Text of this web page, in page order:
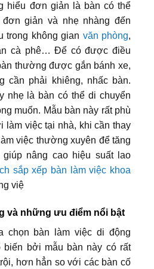
hiểu đơn giản là bàn có thể
giản và nhẹ nhàng đến
trong không gian văn phòng,
cà phê… Để có được điều
thường được gắn bánh xe,
cần phải khiêng, nhấc bàn.
nhẹ là bàn có thể di chuyển
muốn. Mẫu bàn này rất phù
việc tại nhà, khi cần thay
việc thường xuyên để tăng
nâng cao hiệu suất lao
sắp xếp bàn làm việc khoa
việ
và những ưu điểm nổi bật
bàn làm việc di động
biến bởi mẫu bàn này có rất
hơn hẳn so với các bàn cố